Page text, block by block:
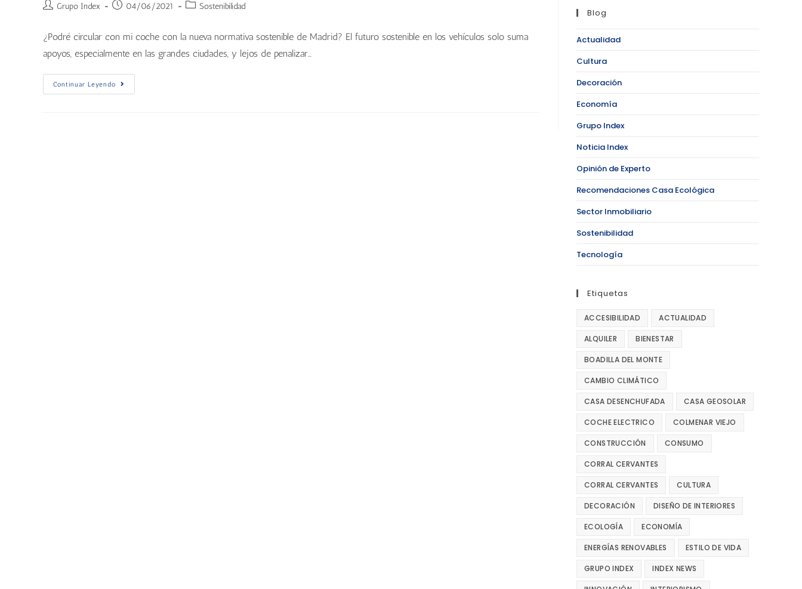
Grupo Index 04/06/2021 Sostenibilidad
¿Podré circular con mi coche con la nueva normativa sostenible de Madrid? El futuro sostenible en los vehículos solo suma
apoyos, especialmente en las grandes ciudades, y lejos de penalizar…
Continuar Leyendo
Blog
Actualidad
Cultura
Decoración
Economía
Grupo Index
Noticia Index
Opinión de Experto
Recomendaciones Casa Ecológica
Sector Inmobiliario
Sostenibilidad
Tecnología
Etiquetas
ACCESIBILIDAD ACTUALIDAD
ALQUILER BIENESTAR
BOADILLA DEL MONTE
CAMBIO CLIMÁTICO
CASA DESENCHUFADA CASA GEOSOLAR
COCHE ELECTRICO COLMENAR VIEJO
CONSTRUCCIÓN CONSUMO
CORRAL CERVANTES
CORRAL CERVANTES CULTURA
DECORACIÓN DISEÑO DE INTERIORES
ECOLOGÍA ECONOMÍA
ENERGÍAS RENOVABLES ESTILO DE VIDA
GRUPO INDEX INDEX NEWS